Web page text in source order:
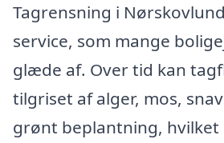
Tagrensning i
service, som mange
glæde af. Over tid kan
tilgriset af alger, mos,
grønt beplantning, hvilket